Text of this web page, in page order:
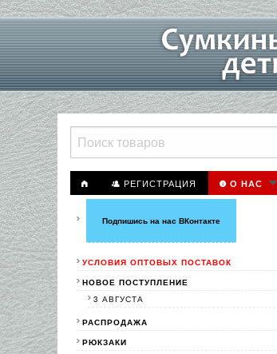
РЕГИСТРАЦИЯ О НАС
Подпишись на нас ВКонтакте
УСЛОВИЯ ОПТОВЫХ ПОСТАВОК
НОВОЕ ПОСТУПЛЕНИЕ
3 АВГУСТА
РАСПРОДАЖА
РЮКЗАКИ